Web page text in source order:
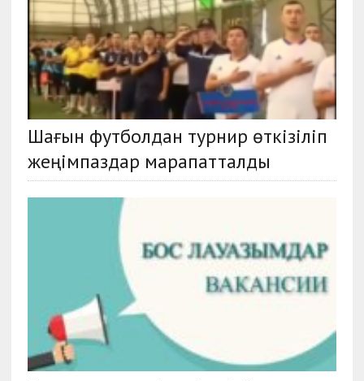
Шағын футболдан турнир өткізіліп
жеңімпаздар марапатталды